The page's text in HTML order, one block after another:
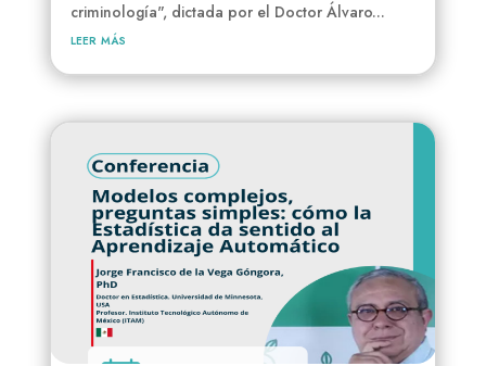
criminología", dictada por el Doctor Álvaro...
leer más